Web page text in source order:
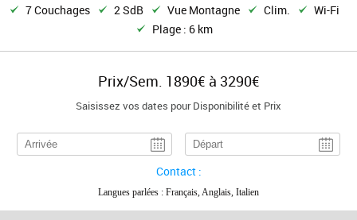
7 Couchages
2 SdB Vue Montagne Clim.
Wi-Fi
Plage : 6 km
Prix/Sem. 1890€ à 3290€
Saisissez vos dates pour Disponibilité et Prix
Contact :
Langues parlées : Français, Anglais, Italien